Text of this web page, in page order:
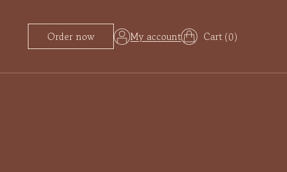
Order now My account 0